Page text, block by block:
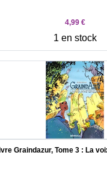
4,99 €
1 en stock
Graindazur, Tome 3 : La